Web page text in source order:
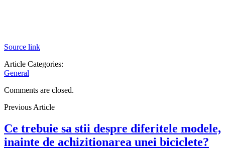
Source link
Article Categories:
General
Comments are closed.
Previous Article
Ce trebuie sa stii despre diferitele modele,
inainte de achizitionarea unei biciclete?